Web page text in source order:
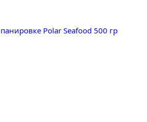
Polar Seafood 500 гр